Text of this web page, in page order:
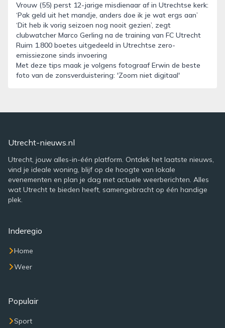
Vrouw (55) perst 12-jarige misdienaar af in Utrechtse kerk:
‘Pak geld uit het mandje, anders doe ik je wat ergs aan’
‘Dit heb ik vorig seizoen nog nooit gezien’, zegt
clubwatcher Marco Gerling na de training van FC Utrecht
Ruim 1.800 boetes uitgedeeld in Utrechtse zero-
emissiezone sinds invoering
Met deze tips maak je volgens fotograaf Erwin de beste
foto van de zonsverduistering: 'Zoom niet digitaal'
Utrecht-nieuws.nl
Utrecht, jouw alles-in-één platform. Ontdek het laatste nieuws,
vind je ideale woning, blijf op de hoogte van lokale
evenementen en plan je dag met actuele weerberichten. Alles
wat Utrecht te bieden heeft, samengebracht op één handige
plek.
Inderegio
Home
Weer
Populair
Sport